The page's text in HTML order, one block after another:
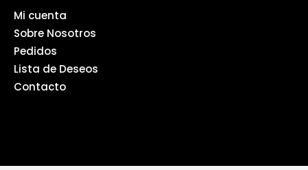
Mi cuenta
Sobre Nosotros
Pedidos
Lista de Deseos
Contacto